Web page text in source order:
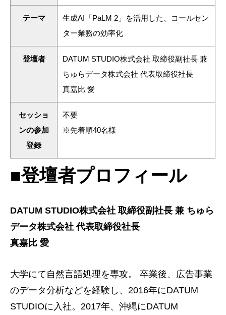
テーマ
生成AI「PaLM 2」を活用した、コールセン
ター業務の効率化
登壇者
DATUM STUDIO株式会社 取締役副社長 兼
ちゅらデータ株式会社 代表取締役社長
真嘉比 愛
セッショ
ンの参加
登録
不要
※先着順40名様
■登壇者プロフィール
DATUM STUDIO株式会社 取締役副社長 兼 ちゅら
データ株式会社 代表取締役社長
真嘉比 愛
大学にて自然言語処理を専攻。 卒業後、広告事業
のデータ分析などを経験し、2016年にDATUM
STUDIOに入社。2017年、沖縄にDATUM